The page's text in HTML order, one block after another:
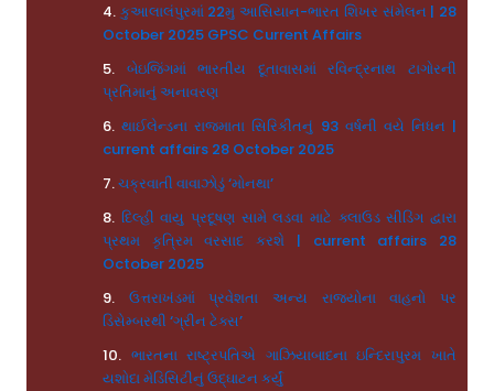
કુઆલાલંપુરમાં 22મુ આસિયાન-ભારત શિખર સંમેલન | 28
October 2025 GPSC Current Affairs
બેઇજિંગમાં ભારતીય દૂતાવાસમાં રવિન્દ્રનાથ ટાગોરની
પ્રતિમાનું અનાવરણ
થાઈલેન્ડના રાજમાતા સિરિકીતનું 93 વર્ષની વયે નિધન |
current affairs 28 October 2025
ચક્રવાતી વાવાઝોડું ‘મોનથા’
દિલ્હી વાયુ પ્રદૂષણ સામે લડવા માટે ક્લાઉડ સીડિંગ દ્વારા
પ્રથમ કૃત્રિમ વરસાદ કરશે | current affairs 28
October 2025
ઉત્તરાખંડમાં પ્રવેશતા અન્ય રાજ્યોના વાહનો પર
ડિસેમ્બરથી ‘ગ્રીન ટેક્સ’
ભારતના રાષ્ટ્રપતિએ ગાઝિયાબાદના ઇન્દિરાપુરમ ખાતે
યશોદા મેડિસિટીનું ઉદ્ઘાટન કર્યું